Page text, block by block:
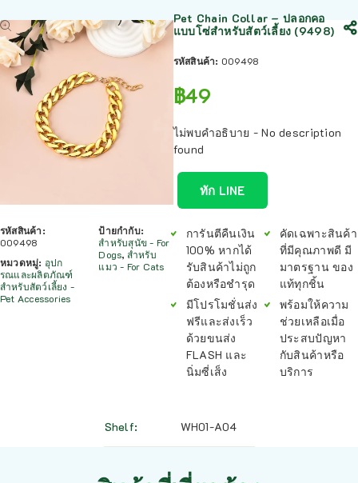
รหัสสินค้า:
009498
หมวดหมู่: อุปก
รณและผลิตภัณฑ์
สำหรับสัตว์เลี้ยง -
Pet Accessories
ป้ายกำกับ:
สำหรับสุนัข - For
Dogs, สำหรับ
แมว - For Cats
Pet Chain Collar – ปลอกคอ
แบบโซ่สำหรับสัตว์เลี้ยง (9498)
รหัสสินค้า: 009498
฿49
ไม่พบคำอธิบาย - No description
found
ทัก LINE
การันตีคืนเงิน
100% หากได้
รับสินค้าไม่ถูก
ต้องหรือชำรุด
มีโปรโมชั่นส่ง
ฟรีและส่งเร็ว
ด้วยขนส่ง
FLASH และ
นิ่มซี่เส็ง
คัดเฉพาะสินค้า
ที่มีคุณภาพดี มี
มาตรฐาน ของ
แท้ทุกชิ้น
พร้อมให้ความ
ช่วยเหลือเมื่อ
ประสบปัญหา
กับสินค้าหรือ
บริการ
Shelf WH01-A04